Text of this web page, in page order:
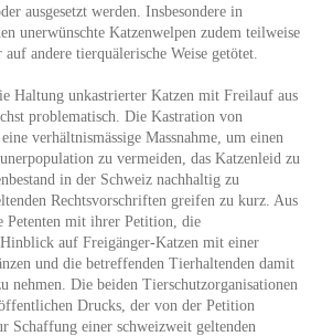
ausgesetzt werden. Insbesondere in
unerwünschte Katzenwelpen zudem teilweise
andere tierquälerische Weise getötet.
Haltung unkastrierter Katzen mit Freilauf aus
problematisch. Die Kastration von
verhältnismässige Massnahme, um einen
zu vermeiden, das Katzenleid zu
in der Schweiz nachhaltig zu
Rechtsvorschriften greifen zu kurz. Aus
Petenten mit ihrer Petition, die
auf Freigänger-Katzen mit einer
und die betreffenden Tierhaltenden damit
nehmen. Die beiden Tierschutzorganisationen
Drucks, der von der Petition
Schaffung einer schweizweit geltenden